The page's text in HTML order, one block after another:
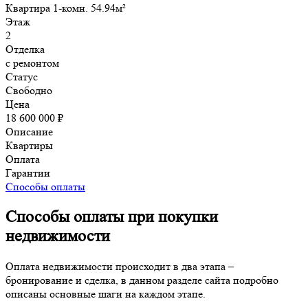
Квартира 1-комн. 54.94м²
Этаж
2
Отделка
с ремонтом
Статус
Свободно
Цена
18 600 000 ₽
Описание
Квартиры
Оплата
Гарантии
Способы оплаты
Способы оплаты при покупки
недвижимости
Оплата недвижимости происходит в два этапа –
бронирование и сделка, в данном разделе сайта подробно
описаны основные шаги на каждом этапе.